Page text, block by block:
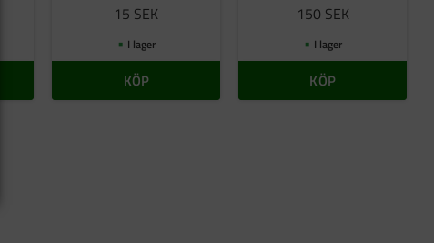
15 SEK
I lager
KÖP
150 SEK
I lager
KÖP